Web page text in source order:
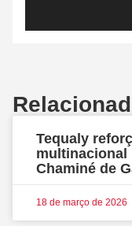
Tequaly
multinacional
Chaminé de
18 de março de 2026